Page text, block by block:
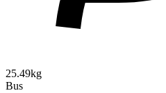
25.49kg
Bus